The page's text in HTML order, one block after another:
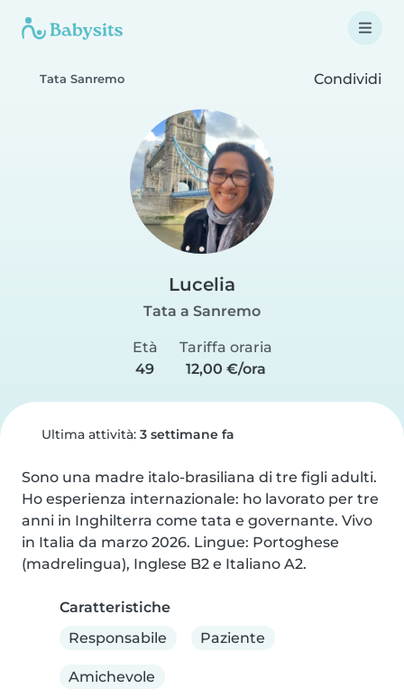
Tata Sanremo Condividi
Lucelia
Tata a Sanremo
Età
49
Tariffa oraria
12,00 €/ora
Ultima attività: 3 settimane fa
Sono una madre italo-brasiliana di tre figli adulti.
Ho esperienza internazionale: ho lavorato per tre
anni in Inghilterra come tata e governante. Vivo
in Italia da marzo 2026. Lingue: Portoghese
(madrelingua), Inglese B2 e Italiano A2.
Caratteristiche
Responsabile
Paziente
Amichevole